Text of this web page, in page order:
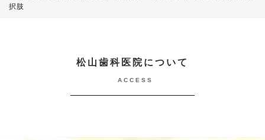
択肢
松山歯科医院について
ACCESS